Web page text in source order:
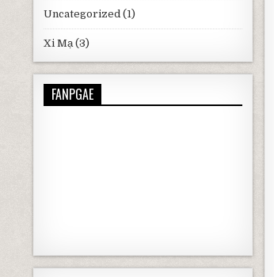
Uncategorized (1)
Xi Mạ(3)
FANPGAE